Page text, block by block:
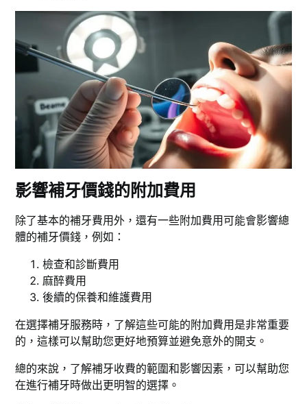
影響補牙價錢的附加費用
除了基本的補牙費用外，還有一些附加費用可能會影響總
體的補牙價錢，例如：
檢查和診斷費用
麻醉費用
後續的保養和維護費用
在選擇補牙服務時，了解這些可能的附加費用是非常重要
的，這樣可以幫助您更好地預算並避免意外的開支。
總的來說，了解補牙收費的範圍和影響因素，可以幫助您
在進行補牙時做出更明智的選擇。